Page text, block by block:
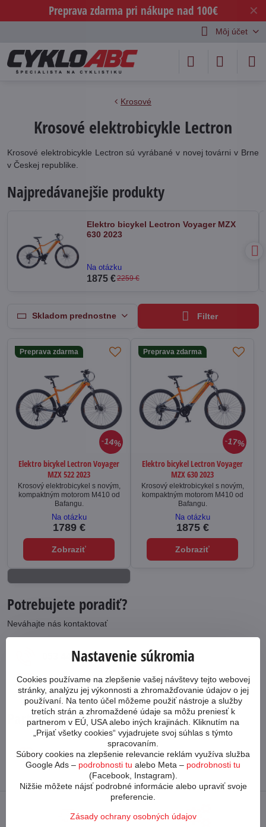
✕
Preprava zdarma pri nákupe nad 100€
Môj účet
Krosové
Krosové elektrobicykle Lectron
Krosové elektrobicykle Lectron sú vyrábané v novej továrni v Brne
v Českej republike.
Najpredávanejšie produkty
Elektro bicykel Lectron Voyager MZX
630 2023
Na otázku
1875 €2259 €
Skladom prednostne Filter
14%
Preprava zdarma
Elektro bicykel Lectron Voyager
MZX 522 2023
Krosový elektrobicykel s novým,
kompaktným motorom M410 od
Bafangu.
Na otázku
1789 €
Zobraziť
17%
Preprava zdarma
Elektro bicykel Lectron Voyager
MZX 630 2023
Krosový elektrobicykel s novým,
kompaktným motorom M410 od
Bafangu.
Na otázku
1875 €
Zobraziť
Potrebujete poradiť?
Neváhajte nás kontaktovať
053 4413 064
cykloabc​@cykloabc​.sk
Partnerský web
www​.bicykle-shop​.sk
Nastavenie súkromia
Cookies používame na zlepšenie vašej návštevy tejto webovej
stránky, analýzu jej výkonnosti a zhromažďovanie údajov o jej
používaní. Na tento účel môžeme použiť nástroje a služby
tretích strán a zhromaždené údaje sa môžu preniesť k
partnerom v EÚ, USA alebo iných krajinách. Kliknutím na
„Prijať všetky cookies“ vyjadrujete svoj súhlas s týmto
spracovaním.
Súbory cookies na zlepšenie relevancie reklám využíva služba
Google Ads – podrobnosti tu alebo Meta – podrobnosti tu
(Facebook, Instagram).
Nižšie môžete nájsť podrobné informácie alebo upraviť svoje
preferencie.
Zásady ochrany osobných údajov